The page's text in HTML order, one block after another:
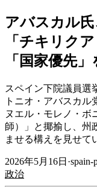
アバスカル
「チキリク
「国家優先
スペイン下院議員選
トニオ・アバスカ
ヌエル・モレノ・ボ
師）」と揶揄し、州
ませる構えを見せて
2026年5月16日 ·spain-
政治